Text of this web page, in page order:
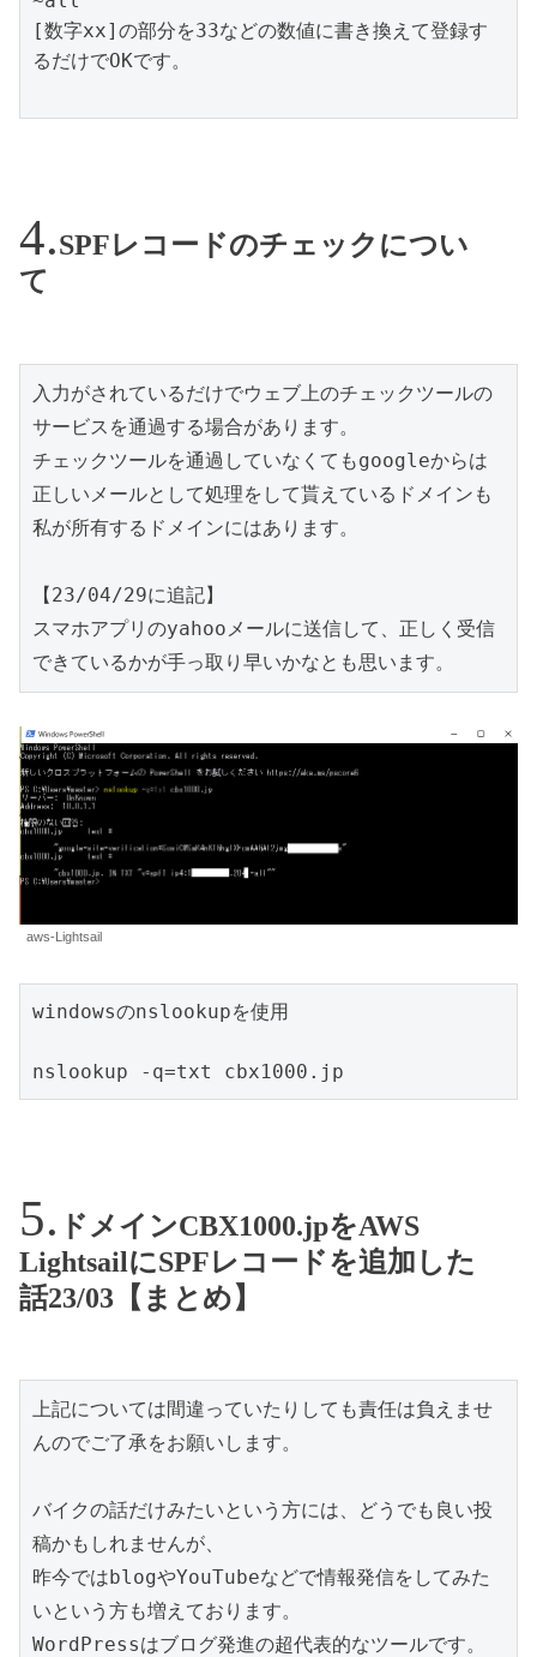
[数字xx]の部分を33などの数値に書き換えて登録す
るだけでOKです。
SPFレコードのチェックについ
て
入力がされているだけでウェブ上のチェックツールの
サービスを通過する場合があります。
チェックツールを通過していなくてもgoogleからは
正しいメールとして処理をして貰えているドメインも
私が所有するドメインにはあります。
【23/04/29に追記】
スマホアプリのyahooメールに送信して、正しく受信
できているかが手っ取り早いかなとも思います。
aws-Lightsail
windowsのnslookupを使用
ドメインCBX1000.jpをAWS
LightsailにSPFレコードを追加した
話23/03【まとめ】
上記については間違っていたりしても責任は負えませ
んのでご了承をお願いします。
バイクの話だけみたいという方には、どうでも良い投
稿かもしれませんが、
昨今ではblogやYouTubeなどで情報発信をしてみた
いという方も増えております。
WordPressはブログ発進の超代表的なツールです。